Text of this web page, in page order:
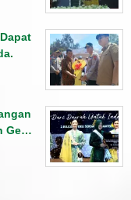
Ge…